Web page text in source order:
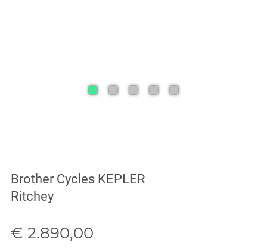
Brother Cycles KEPLER
Ritchey
Verkaufspreis: € 2.890,00
€ 2.890,00